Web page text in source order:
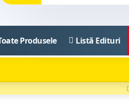
Produsele Listă Edituri